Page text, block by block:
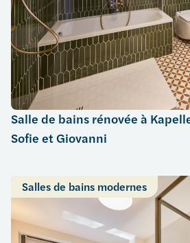
Salle de bains rénovée à
Sofie et Giovanni
Salles de bains modernes